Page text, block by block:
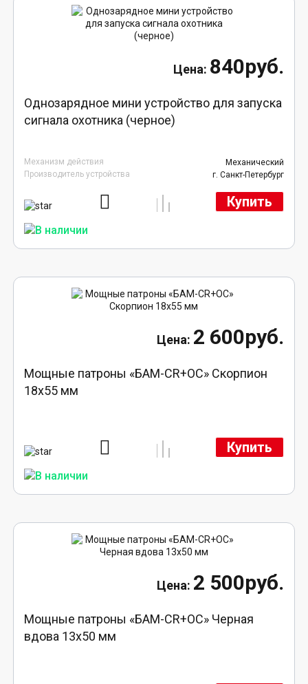
840руб.
Однозарядное мини устройство для запуска
сигнала охотника (черное)
Механизм действия
Механический
Производитель устройства
г. Санкт-Петербург
Купить
2 600руб.
Мощные патроны «БАМ-CR+ОС» Скорпион
18х55 мм
Купить
2 500руб.
Мощные патроны «БАМ-CR+ОС» Черная
вдова 13х50 мм